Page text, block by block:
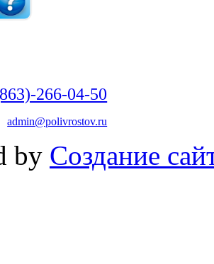
266-04-50
admin@polivrostov.ru
by Создание